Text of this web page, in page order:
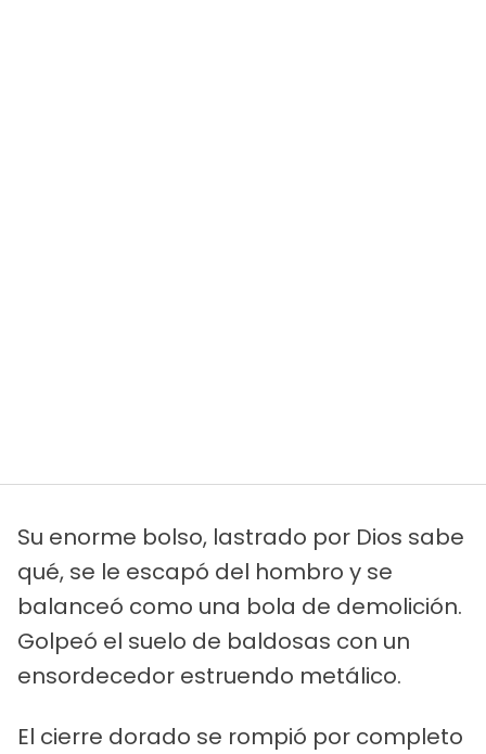
Su enorme bolso, lastrado por Dios sabe
qué, se le escapó del hombro y se
balanceó como una bola de demolición.
Golpeó el suelo de baldosas con un
ensordecedor estruendo metálico.
El cierre dorado se rompió por completo